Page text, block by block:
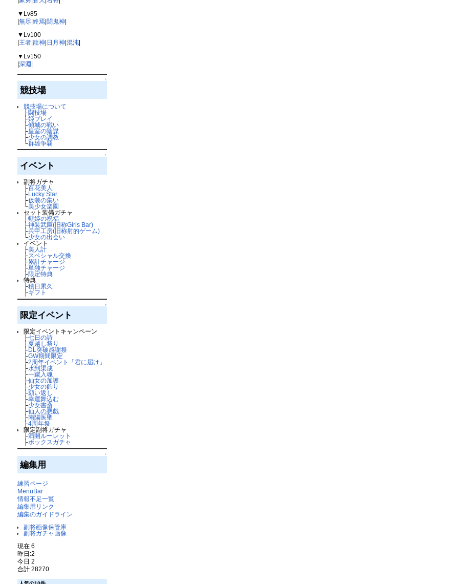
▼Lv85
|無尽|終焉|闘鬼神|
▼Lv100
王者| 龍神| 日月神| 混沌|
▼Lv150
|深淵|
↑
競技場
競技場について
├闘技場
├姫プレイ
├傾城の戦い
├皇室の陰謀
├少女の調教
└群雄争覇
↑
イベント
副将ガチャ
├百花美人
├Lucky Star
├仮装の集い
└美少女楽園
セット装備ガチャ
├甄姫の祝福
├神装武庫(旧称Girls Bar)
├兵甲工房(旧称射的ゲーム)
└少女の出会い
イベント
├美人計
├スペシャル交換
├累計チャージ
├単独チャージ
├限定特典
特典
├積日累久
├ギフト
↑
限定イベント
限定イベントキャンペーン
├七日の詩
├夏越し祭り
├DL突破感謝祭
├GW期間限定
├2周年イベント「君に届け」
├水到渠成
├一蹴入魂
├仙女の加護
├少女の飾り
├願い返し
├幸運舞込む
├少女書斎
├仙人の悪戯
├南陽医聖
├4周年祭
限定副将ガチャ
├満開ルーレット
├ボックスガチャ
↑
編集用
練習ページ
MenuBar
情報不足一覧
編集用リンク
編集のガイドライン
副将画像保管庫
副将ガチャ画像
現在 6
昨日:2
今日 2
合計 28270